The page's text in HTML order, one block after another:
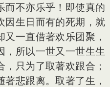
而不亦乐乎！即使真的
因生日而有的死期，就
一直借著欢乐团聚，
，所以一世又一世生生
只为了取著欢跟合；
悲跟离。取著了生，